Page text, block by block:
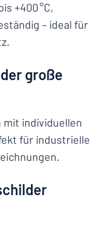
+400 °C,
– ideal für
große
individuellen
für industrielle